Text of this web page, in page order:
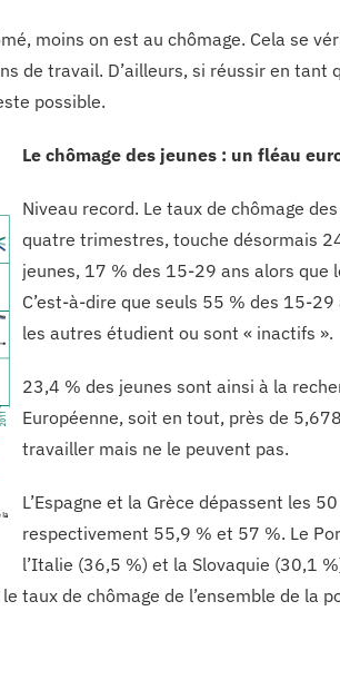
moins on est au chômage. Cela se
de travail. D’ailleurs, si réussir en tant
possible.
Le chômage des jeunes : un fléau
Niveau record. Le taux de chômage
quatre trimestres, touche désormais
jeunes, 17 % des 15-29 ans alors que
C’est-à-dire que seuls 55 % des 15-
les autres étudient ou sont « inactifs ».
23,4 % des jeunes sont ainsi à la
Européenne, soit en tout, près de
travailler mais ne le peuvent pas.
L’Espagne et la Grèce dépassent les
respectivement 55,9 % et 57 %. Le
l’Italie (36,5 %) et la Slovaquie (30,1
taux de chômage de l’ensemble de la